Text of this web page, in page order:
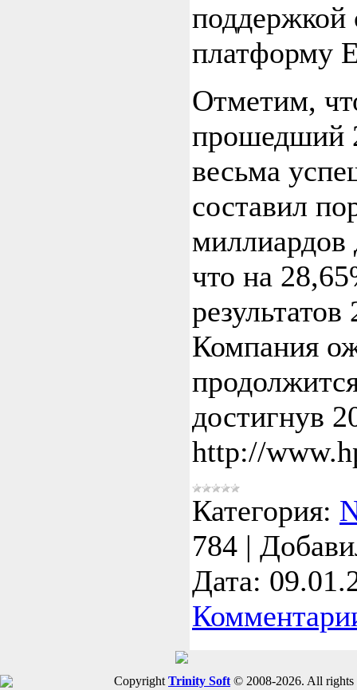
поддержкой
платформу
Отметим,
прошедший
весьма
составил
что на
результатов
Компания
достигнув
http://
Категория:
784 |
Дата:
Copyright Trinity Soft © 2008-2026. All rights